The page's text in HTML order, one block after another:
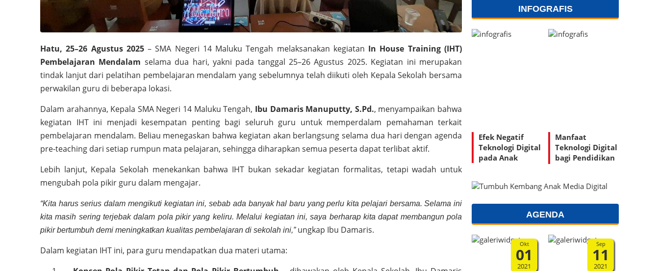
Hatu, 25–26 Agustus 2025– SMA Negeri 14 Maluku Tengah melaksanakan kegiatan In House Training (IHT)
Pembelajaran Mendalam selama dua hari, yakni pada tanggal 25–26 Agustus 2025. Kegiatan ini merupakan
tindak lanjut dari pelatihan pembelajaran mendalam yang sebelumnya telah diikuti oleh Kepala Sekolah bersama
perwakilan guru di beberapa lokasi.
Dalam arahannya, Kepala SMA Negeri 14 Maluku Tengah, Ibu Damaris Manuputty, S.Pd., menyampaikan bahwa
kegiatan IHT ini menjadi kesempatan penting bagi seluruh guru untuk memperdalam pemahaman terkait
pembelajaran mendalam. Beliau menegaskan bahwa kegiatan akan berlangsung selama dua hari dengan agenda
pre-teaching dari setiap rumpun mata pelajaran, sehingga diharapkan semua peserta dapat terlibat aktif.
Lebih lanjut, Kepala Sekolah menekankan bahwa IHT bukan sekadar kegiatan formalitas, tetapi wadah untuk
mengubah pola pikir guru dalam mengajar.
“Kita harus serius dalam mengikuti kegiatan ini, sebab ada banyak hal baru yang perlu kita pelajari bersama. Selama ini
kita masih sering terjebak dalam pola pikir yang keliru. Melalui kegiatan ini, saya berharap kita dapat membangun pola
pikir bertumbuh demi meningkatkan kualitas pembelajaran di sekolah ini,”ungkap Ibu Damaris.
Dalam kegiatan IHT ini, para guru mendapatkan dua materi utama:
INFOGRAFIS
Efek Negatif
Teknologi Digital
pada Anak
Manfaat
Teknologi Digital
bagi Pendidikan
AGENDA
Okt
01
2021
Sep
11
2021